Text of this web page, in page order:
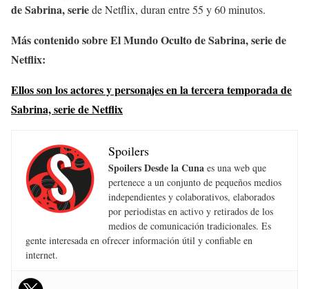
de Sabrina, seriede Netflix, duran entre 55 y 60 minutos.
Más contenido sobre El Mundo Oculto de Sabrina, serie de
Netflix:
Ellos son los actores y personajes en la tercera temporada de
Sabrina, serie de Netflix
Spoilers
Spoilers Desde la Cuna es una web que
pertenece a un conjunto de pequeños medios
independientes y colaborativos, elaborados
por periodistas en activo y retirados de los
medios de comunicación tradicionales. Es
gente interesada en ofrecer información útil y confiable en
internet.